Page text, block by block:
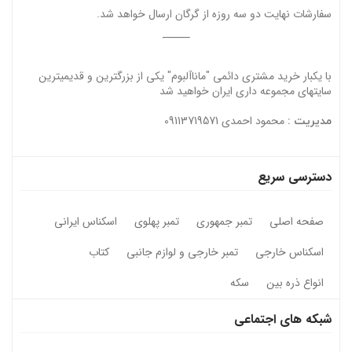
سفارشات نهایت دو سه روزه از گرگان ارسال خواهد شد.
با یکبار خرید مشتری دائمی "ماناآلبوم" یکی از بزرگترین و قدیمیترین
سایتهای مجموعه داری ایران خواهید شد
مدیریت : محمود احمدی 09113719571
دسترسی سریع
صفحه اصلی تمبر جمهوری تمبر پهلوی
اسکناس ایرانی
اسکناس خارجی
تمبر خارجی و لوازم جانبی
کتاب
انواع ذره بین
سکه
شبکه های اجتماعی